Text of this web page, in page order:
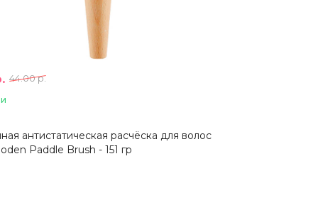
44.00 р.
антистатическая расчёска для волос
Paddle Brush - 151 гр